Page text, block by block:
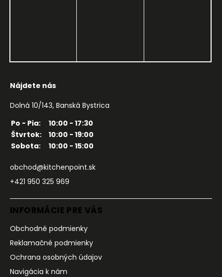
Nájdete nás
Dolná 10/143, Banská Bystrica
Po - Pia:
10:00 - 17:30
Štvrtok:
10:00 - 19:00
Sobota:
10:00 - 15:00
obchod@kitchenpoint.sk
+421 950 325 969
INFORMÁCIE PRE VÁS
Obchodné podmienky
Reklamačné podmienky
Ochrana osobných údajov
Navigácia k nám